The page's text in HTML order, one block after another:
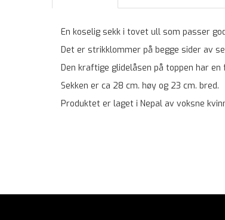
En koselig sekk i tovet ull som passer
Det er strikklommer på begge sider av
Den kraftige glidelåsen på toppen har
Sekken er ca 28 cm. høy og 23 cm. bred.
Produktet er laget i Nepal av voksne